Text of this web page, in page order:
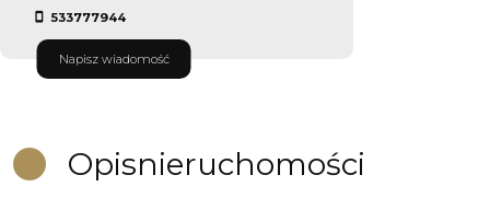
533777944
Napisz wiadomość
Opisnieruchomości